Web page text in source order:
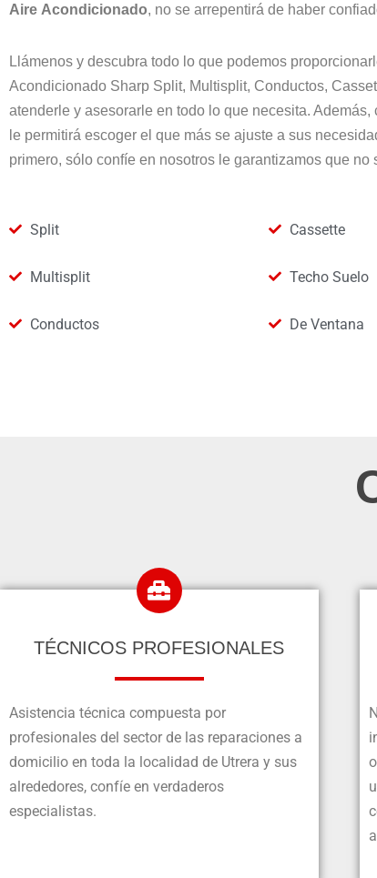
Aire Acondicionado, no se arrepentirá de haber
Llámenos y descubra todo lo que podemos
Acondicionado Sharp Split, Multisplit, Conductos,
atenderle y asesorarle en todo lo que necesita. Además,
le permitirá escoger el que más se ajuste a sus
primero, sólo confíe en nosotros le garantizamos que
Split
Multisplit
Conductos
Cassette
Techo Suelo
De Ventana
TÉCNICOS PROFESIONALES
Asistencia técnica compuesta por
profesionales del sector de las reparaciones a
domicilio en toda la localidad de Utrera y sus
alrededores, confíe en verdaderos
especialistas.